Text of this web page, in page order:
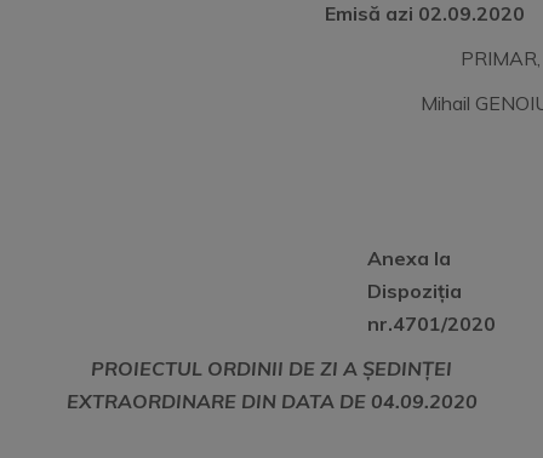
Emisă azi 02.09.2020
PRIMAR,
Mihail
Anexa la
Dispoziția
nr.4701/2020
PROIECTUL ORDINII DE ZI A ȘEDINȚEI
EXTRAORDINARE DIN DATA DE 04.09.2020